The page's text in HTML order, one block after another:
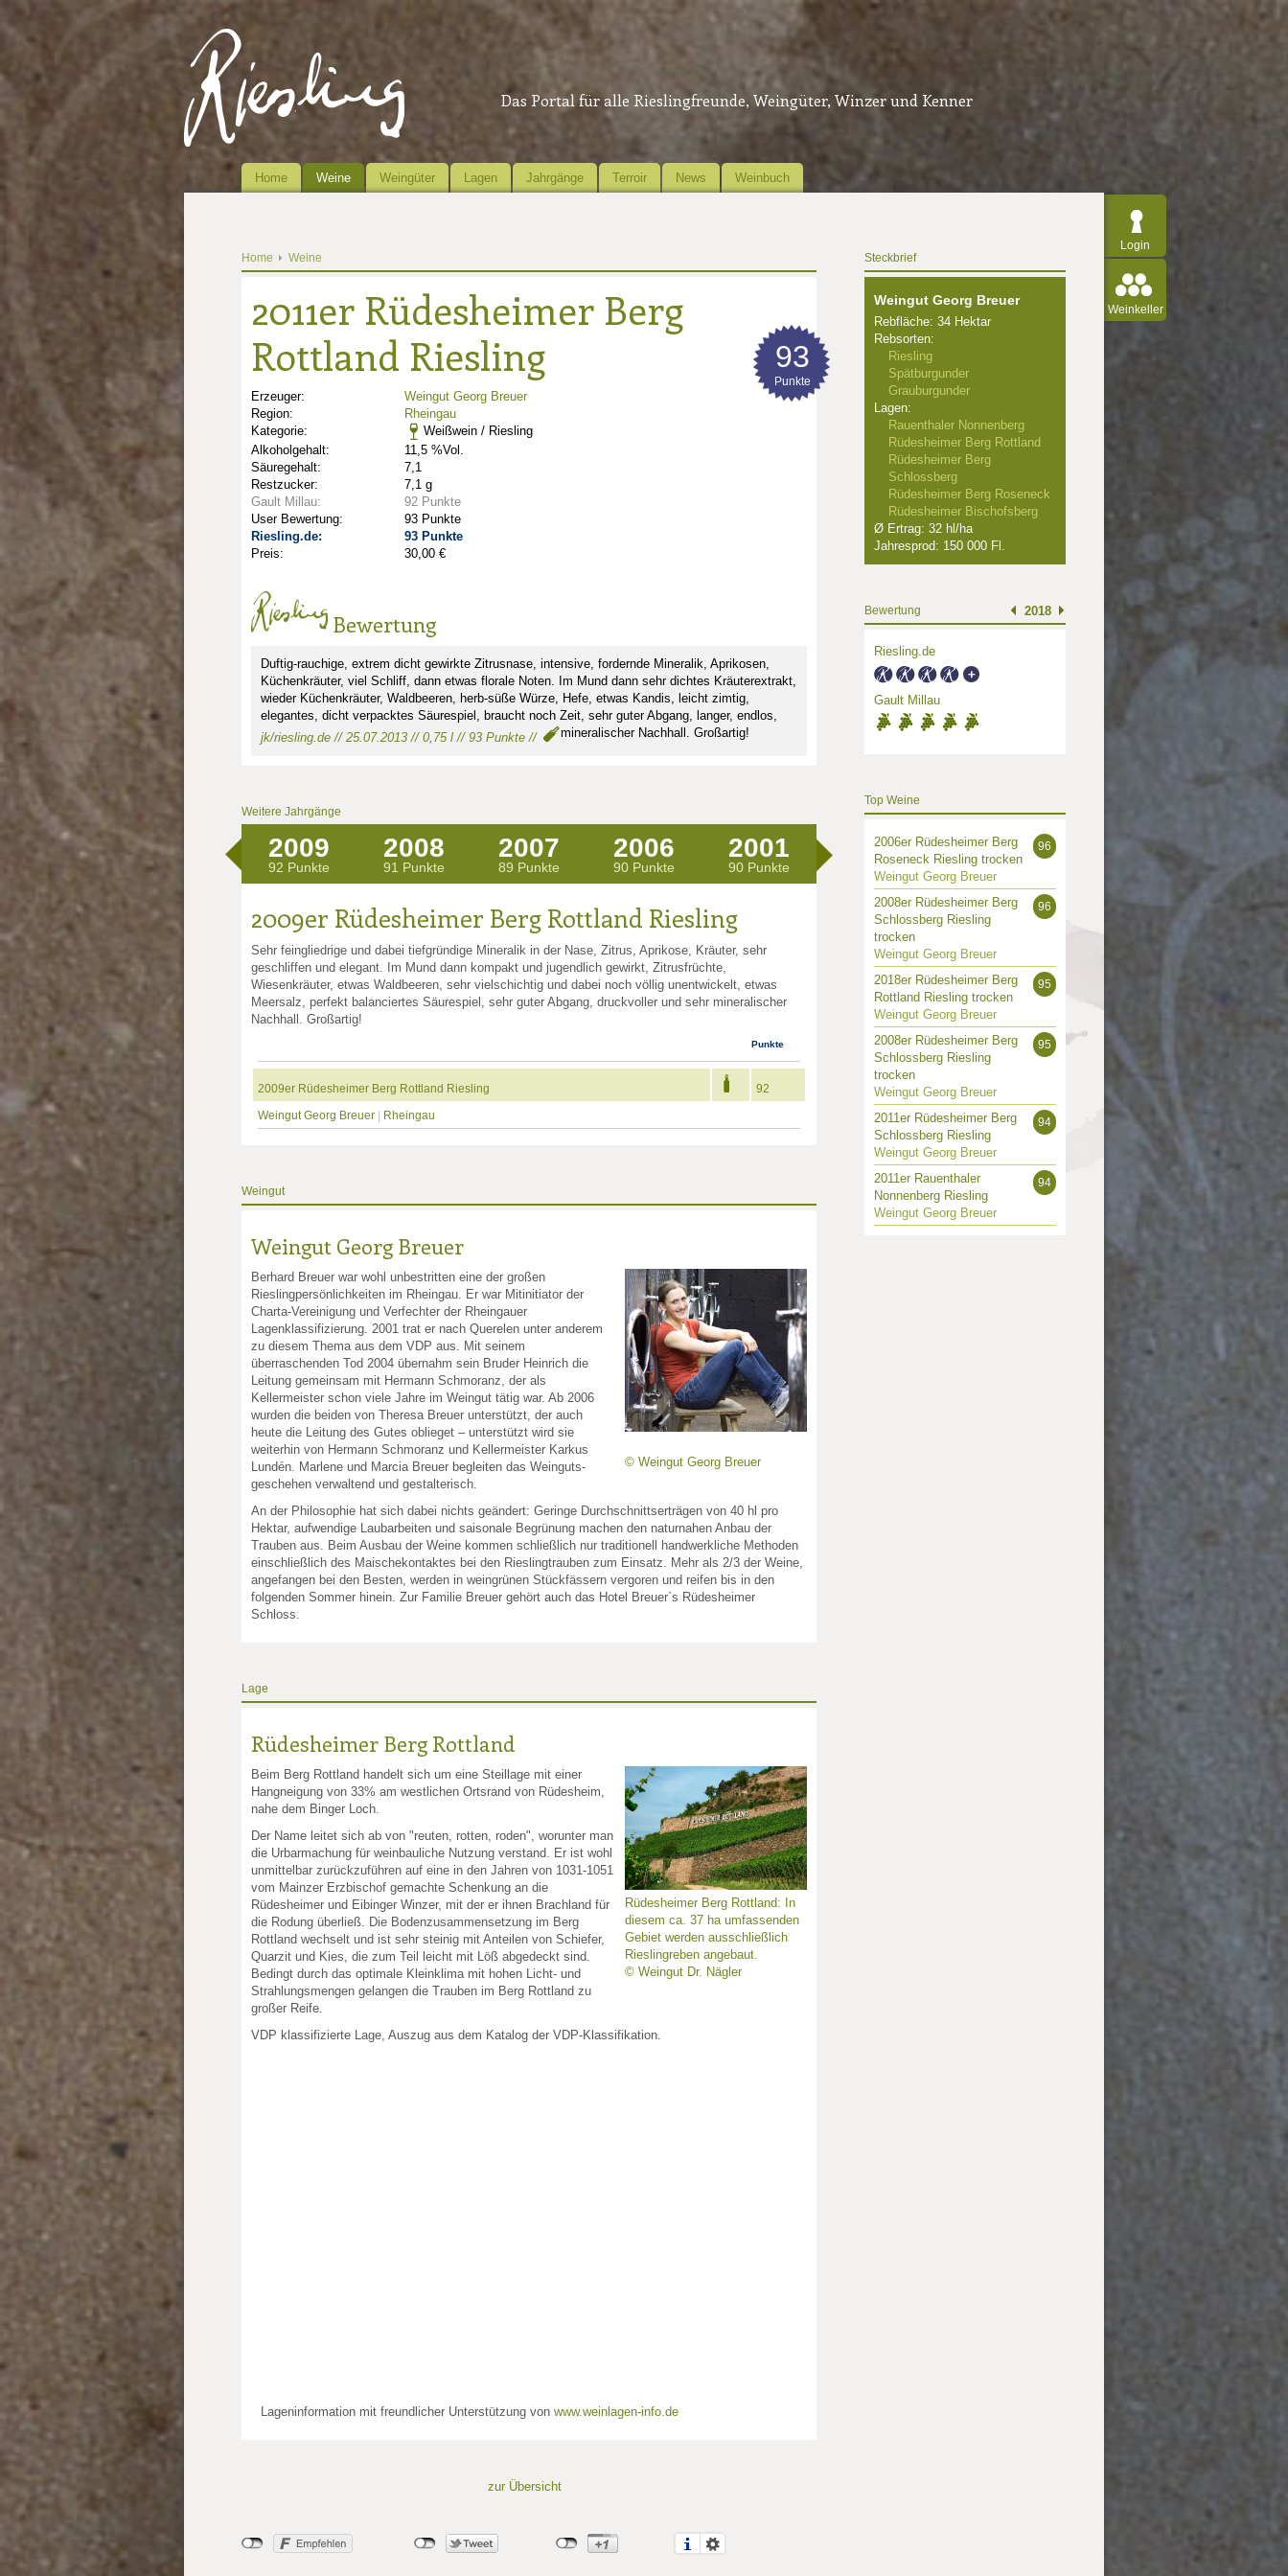
Das Portal für alle Rieslingfreunde, Weingüter, Winzer und Kenner
Home Weine Weingüter Lagen Jahrgänge Terroir News Weinbuch
Login
Weinkeller
Home Weine
2011er Rüdesheimer Berg
Rottland Riesling
Erzeuger:
Weingut Georg Breuer
Region:
Rheingau
Kategorie:
Weißwein / Riesling
Alkoholgehalt:
11,5 %Vol.
Säuregehalt:
7,1
Restzucker:
7,1 g
Gault Millau:
92 Punkte
User Bewertung:
93 Punkte
Riesling.de:
93 Punkte
Preis:
30,00 €
93
Punkte
Bewertung
Duftig-rauchige, extrem dicht gewirkte Zitrusnase, intensive, fordernde Mineralik, Aprikosen,
Küchenkräuter, viel Schliff, dann etwas florale Noten. Im Mund dann sehr dichtes Kräuterextrakt,
wieder Küchenkräuter, Waldbeeren, herb-süße Würze, Hefe, etwas Kandis, leicht zimtig,
elegantes, dicht verpacktes Säurespiel, braucht noch Zeit, sehr guter Abgang, langer, endlos,
mineralischer Nachhall. Großartig!
jk/riesling.de // 25.07.2013 // 0,75 l // 93 Punkte //
Weitere Jahrgänge
2009
92 Punkte
2008
91 Punkte
2007
89 Punkte
2006
90 Punkte
2001
90 Punkte
2000
90 Punkte
1999
88 Punkte
2009er Rüdesheimer Berg Rottland Riesling
Sehr feingliedrige und dabei tiefgründige Mineralik in der Nase, Zitrus, Aprikose, Kräuter, sehr
geschliffen und elegant. Im Mund dann kompakt und jugendlich gewirkt, Zitrusfrüchte,
Wiesenkräuter, etwas Waldbeeren, sehr vielschichtig und dabei noch völlig unentwickelt, etwas
Meersalz, perfekt balanciertes Säurespiel, sehr guter Abgang, druckvoller und sehr mineralischer
Nachhall. Großartig!
Punkte
2009er Rüdesheimer Berg Rottland Riesling
92
Weingut Georg Breuer
Rheingau
Weingut
Weingut Georg Breuer
© Weingut Georg Breuer
Berhard Breuer war wohl unbestritten eine der großen
Rieslingpersönlichkeiten im Rheingau. Er war Mitinitiator der
Charta-Vereinigung und Verfechter der Rheingauer
Lagenklassifizierung. 2001 trat er nach Querelen unter anderem
zu diesem Thema aus dem VDP aus. Mit seinem
überraschenden Tod 2004 übernahm sein Bruder Heinrich die
Leitung gemeinsam mit Hermann Schmoranz, der als
Kellermeister schon viele Jahre im Weingut tätig war. Ab 2006
wurden die beiden von Theresa Breuer unterstützt, der auch
heute die Leitung des Gutes oblieget – unterstützt wird sie
weiterhin von Hermann Schmoranz und Kellermeister Karkus
Lundén. Marlene und Marcia Breuer begleiten das Weinguts­
geschehen verwaltend und gestalterisch.
An der Philosophie hat sich dabei nichts geändert: Geringe Durchschnittserträgen von 40 hl pro
Hektar, aufwendige Laubarbeiten und saisonale Begrünung machen den naturnahen Anbau der
Trauben aus. Beim Ausbau der Weine kommen schließlich nur traditionell handwerkliche Methoden
einschließlich des Maischekontaktes bei den Rieslingtrauben zum Einsatz. Mehr als 2/3 der Weine,
angefangen bei den Besten, werden in weingrünen Stückfässern vergoren und reifen bis in den
folgenden Sommer hinein. Zur Familie Breuer gehört auch das Hotel Breuer`s Rüdesheimer
Schloss.
Lage
Rüdesheimer Berg Rottland
Rüdesheimer Berg Rottland: In
diesem ca. 37 ha umfassenden
Gebiet werden ausschließlich
Rieslingreben angebaut.
© Weingut Dr. Nägler
Beim Berg Rottland handelt sich um eine Steillage mit einer
Hangneigung von 33% am westlichen Ortsrand von Rüdesheim,
nahe dem Binger Loch.
Der Name leitet sich ab von "reuten, rotten, roden", worunter man
die Urbarmachung für weinbauliche Nutzung verstand. Er ist wohl
unmittelbar zurückzuführen auf eine in den Jahren von 1031-1051
vom Mainzer Erzbischof gemachte Schenkung an die
Rüdesheimer und Eibinger Winzer, mit der er ihnen Brachland für
die Rodung überließ. Die Bodenzusammensetzung im Berg
Rottland wechselt und ist sehr steinig mit Anteilen von Schiefer,
Quarzit und Kies, die zum Teil leicht mit Löß abgedeckt sind.
Bedingt durch das optimale Kleinklima mit hohen Licht- und
Strahlungsmengen gelangen die Trauben im Berg Rottland zu
großer Reife.
VDP klassifizierte Lage, Auszug aus dem Katalog der VDP-Klassifikation.
Lageninformation mit freundlicher Unterstützung von www.weinlagen-info.de
zur Übersicht
Steckbrief
Weingut Georg Breuer
Rebfläche: 34 Hektar
Rebsorten:
Riesling
Spätburgunder
Grauburgunder
Lagen:
Rauenthaler Nonnenberg
Rüdesheimer Berg Rottland
Rüdesheimer Berg
Schlossberg
Rüdesheimer Berg Roseneck
Rüdesheimer Bischofsberg
Ø Ertrag: 32 hl/ha
Jahresprod: 150 000 Fl.
Bewertung 2018
Riesling.de
Gault Millau
Top Weine
96
2006er Rüdesheimer Berg
Roseneck Riesling trocken
Weingut Georg Breuer
96
2008er Rüdesheimer Berg
Schlossberg Riesling
trocken
Weingut Georg Breuer
95
2018er Rüdesheimer Berg
Rottland Riesling trocken
Weingut Georg Breuer
95
2008er Rüdesheimer Berg
Schlossberg Riesling
trocken
Weingut Georg Breuer
94
2011er Rüdesheimer Berg
Schlossberg Riesling
Weingut Georg Breuer
94
2011er Rauenthaler
Nonnenberg Riesling
Weingut Georg Breuer